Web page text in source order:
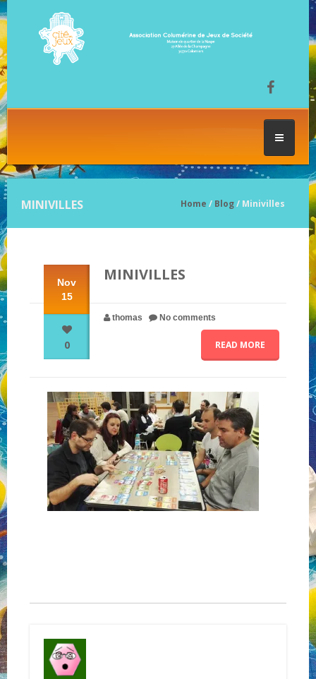
LES SÉANCES DE JEU
FESTIVAL DU JEU
NOS JEUX
NOS PARTENAIRES
QUI SOMMES-NOUS ?
NOUS CONTACTER !
MINIVILLES Home / Blog/ Minivilles
Nov
15
0
MINIVILLES
thomas No comments
READ MORE